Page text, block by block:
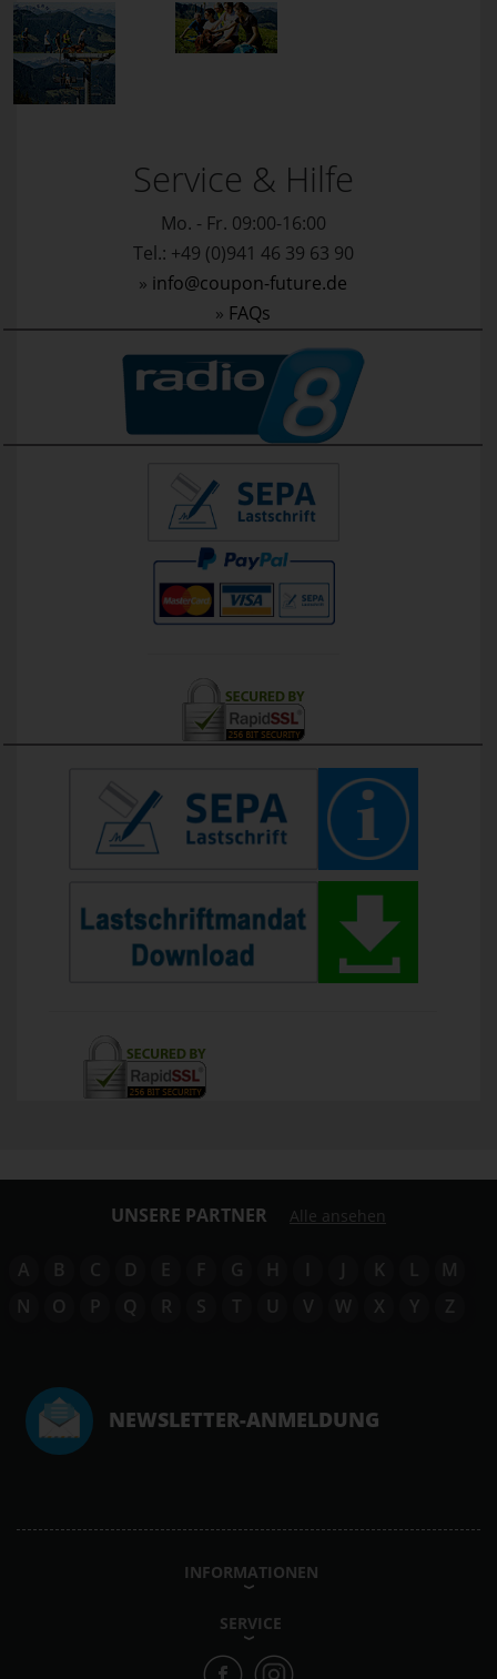
Service & Hilfe
Mo. - Fr. 09:00-16:00
Tel.: +49 (0)941 46 39 63 90
» info@coupon-future.de
» FAQs
UNSERE PARTNER Alle ansehen
A B C D E F G H I J K L
M
N
O P Q R S T U V W X Y Z
NEWSLETTER-ANMELDUNG
INFORMATIONEN
SERVICE